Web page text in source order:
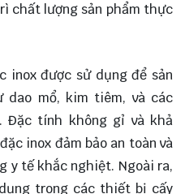
chất lượng sản phẩm thực
inox được sử dụng để sản
mổ, kim tiêm, và các
Đặc tính không gỉ và khả
inox đảm bảo an toàn và
y tế khắc nghiệt. Ngoài ra,
trong các thiết bị cấy